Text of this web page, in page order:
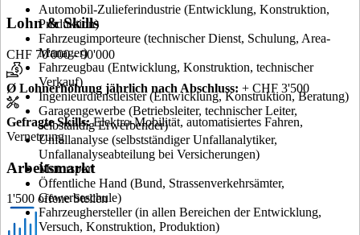
Automobil-Zulieferindustrie (Entwicklung, Konstruktion,
Produktion)
Fahrzeugimporteure (technischer Dienst, Schulung, Area-
Manager)
Fahrzeugbau (Entwicklung, Konstruktion, technischer
Verkauf)
Ingenieurdienstleister (Entwicklung, Konstruktion, Beratung)
Garagengewerbe (Betriebsleiter, technischer Leiter,
selbständig Erwerbender)
Unfallanalyse (selbstständiger Unfallanalytiker,
Unfallanalyseabteilung bei Versicherungen)
Motorsport
Öffentliche Hand (Bund, Strassenverkehrsämter,
Gewerbeschule)
Fahrzeughersteller (in allen Bereichen der Entwicklung,
Versuch, Konstruktion, Produktion)
Lohn & Skills
CHF 70'000 - 90'000
Ø Lohnerhöhung jährlich nach Abschluss: + CHF 3'500
Gefragte Skills: Elektro-Mobilität, automatisiertes Fahren,
Vernetzung
Arbeitsmarkt
1'500 offene Stellen